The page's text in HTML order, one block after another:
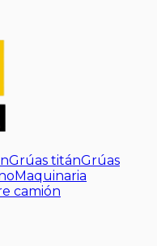
Grúas titánGrúas
Maquinaria
camión